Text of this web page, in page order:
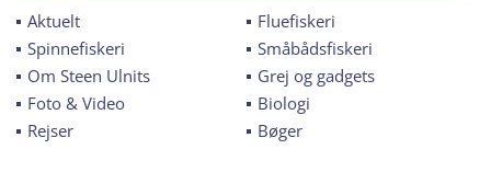
Aktuelt
Fluefiskeri
Spinnefiskeri
Småbådsfiskeri
Om Steen Ulnits
Grej og gadgets
Foto & Video
Biologi
Rejser
Bøger